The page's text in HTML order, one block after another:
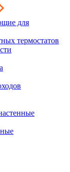
для
термостатов